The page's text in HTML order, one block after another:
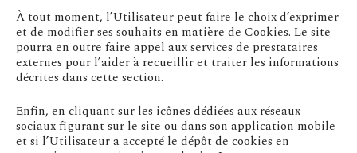
À tout moment, l’Utilisateur peut faire le choix d’exprimer
et de modifier ses souhaits en matière de Cookies. Le site
pourra en outre faire appel aux services de prestataires
externes pour l’aider à recueillir et traiter les informations
décrites dans cette section.
Enfin, en cliquant sur les icônes dédiées aux réseaux
sociaux figurant sur le site ou dans son application mobile
et si l’Utilisateur a accepté le dépôt de cookies en